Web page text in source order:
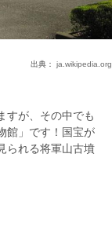
出典： ja.wikipedia.org
すが、その中でも
館」です！国宝が
られる将軍山古墳